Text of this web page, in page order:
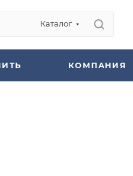
Каталог
КОМПАНИЯ